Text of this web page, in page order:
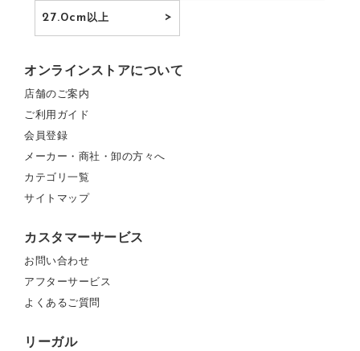
27.0cm以上
オンラインストアについて
店舗のご案内
ご利用ガイド
会員登録
メーカー・商社・卸の方々へ
カテゴリ一覧
サイトマップ
カスタマーサービス
お問い合わせ
アフターサービス
よくあるご質問
リーガル